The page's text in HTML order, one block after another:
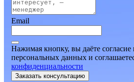
Email
Нажимая кнопку, вы даёте согласие
персональных данных и
конфиденциальности
Заказать консультацию